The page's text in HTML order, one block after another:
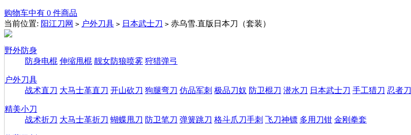
购物车中有 0 件商品
当前位置: 阳江刀网 > 户外刀具 > 日本武士刀 > 赤乌雪.直版日本刀（套装）
野外防身
防身电棍 伸缩甩棍 靓女防狼喷雾 狩猎弹弓
户外刀具
战术直刀 大马士革直刀 开山砍刀 狗腿弯刀 仿品军刺 极品刀奴 防卫棍刀 潜水刀 日本武士刀 手工猎刀 忍者刀
精美小刀
战术折刀 大马士革折刀 蝴蝶甩刀 防卫笔刀 弹簧跳刀 格斗爪刀手刺 飞刀神镖 多用刀钳 金刚拳套